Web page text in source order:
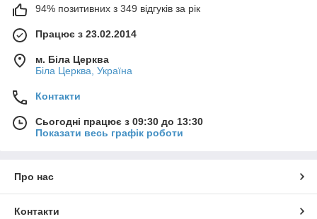
94% позитивних з 349 відгуків за рік
Працює з 23.02.2014
м. Біла Церква
Біла Церква, Україна
Контакти
Сьогодні працює з 09:30 до 13:30
Показати весь графік роботи
Про нас
Контакти